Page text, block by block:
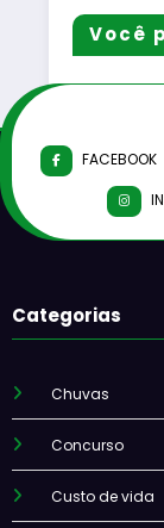
Você
FACEBOOK
Categorias
Chuvas
Concurso
Custo de vida